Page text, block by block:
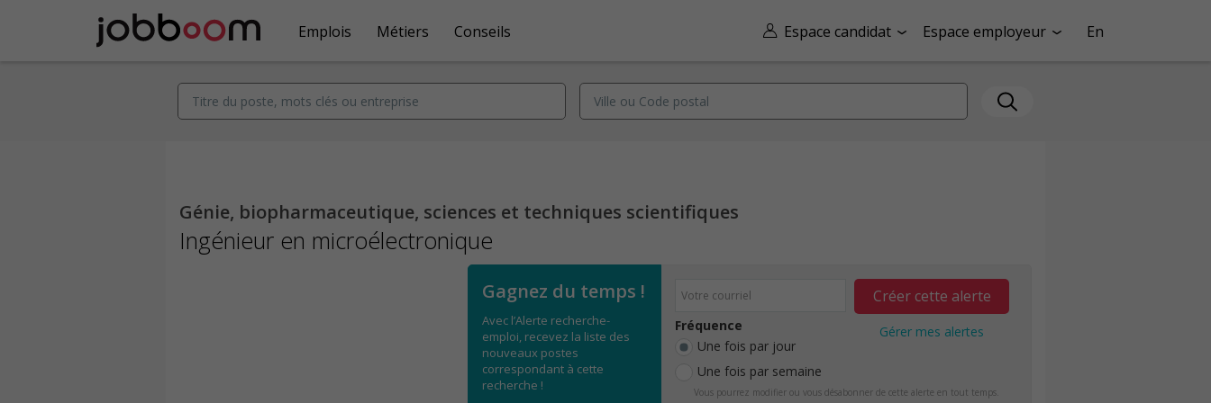
Espace candidat Espace employeur En
Emplois Métiers Conseils
Génie, biopharmaceutique, sciences et techniques scientifiques
Ingénieur en microélectronique
Gagnez du temps !
Avec l’Alerte recherche-
emploi, recevez la liste des
nouveaux postes
correspondant à cette
recherche !
Fréquence
Une fois par jour
Une fois par semaine
Créer cette alerte
Gérer mes alertes
Vous pourrez modifier ou vous désabonner de cette alerte en tout temps.